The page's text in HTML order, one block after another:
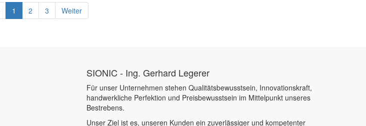
1 2 3 Weiter
SIONIC - Ing. Gerhard Legerer
Für unser Unternehmen stehen Qualitätsbewusstsein, Innovationskraft,
handwerkliche Perfektion und Preisbewusstsein im Mittelpunkt unseres
Bestrebens.
Unser Ziel ist es, unseren Kunden ein zuverlässiger und kompetenter